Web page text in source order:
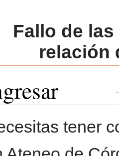
Fallo de
relación
tener